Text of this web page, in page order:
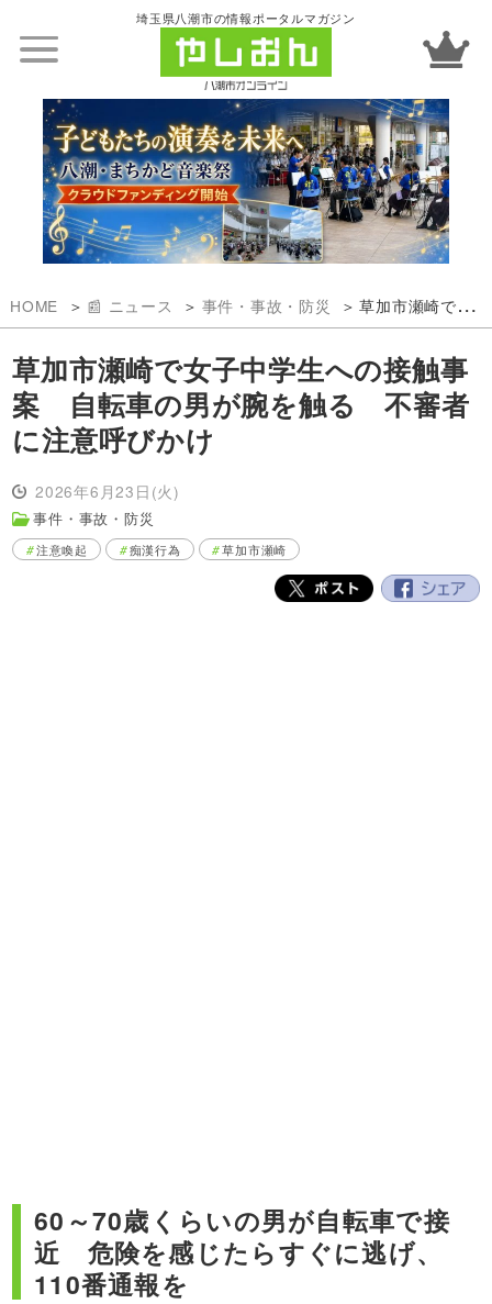
埼玉県八潮市の情報ポータルマガジン
HOME 📰 ニュース 事件・事故・防災 草加市瀬崎で女子中学生への接触事案 自転車の男が腕を触る 不審者に注意呼びかけ
草加市瀬崎で女子中学生への接触事
案 自転車の男が腕を触る 不審者
に注意呼びかけ
2026年6月23日(火)
事件・事故・防災
注意喚起 痴漢行為 草加市瀬崎
60～70歳くらいの男が自転車で接
近 危険を感じたらすぐに逃げ、
110番通報を